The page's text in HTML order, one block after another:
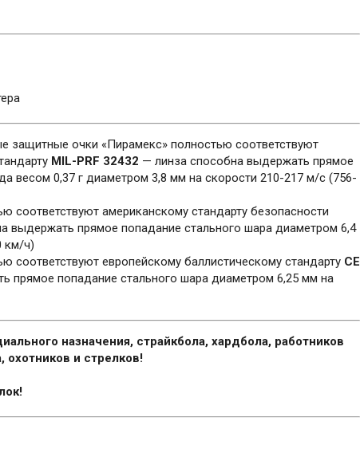
защитные очки «Пирамекс» полностью соответствуют
MIL-PRF 32432 — линза способна выдержать прямое
весом 0,37 г диаметром 3,8 мм на скорости 210-217 м/с (756-
соответствуют американскому стандарту безопасности
выдержать прямое попадание стального шара диаметром 6,4
км/ч)
соответствуют европейскому баллистическому стандарту CE
прямое попадание стального шара диаметром 6,25 мм на
назначения, страйкбола, хардбола, работников
охотников и стрелков!